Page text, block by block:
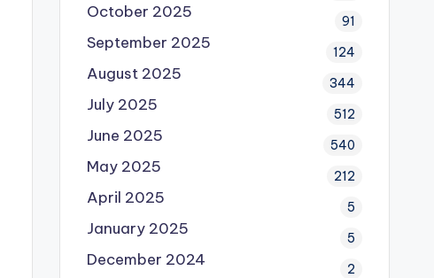
October 2025 91
September 2025 124
August 2025 344
July 2025 512
June 2025 540
May 2025 212
April 2025 5
January 2025 5
December 2024 2